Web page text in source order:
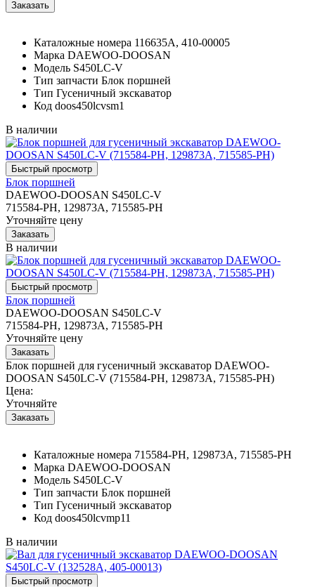
Каталожные номера 116635A, 410-00005
Марка DAEWOO-DOOSAN
Модель S450LC-V
Тип запчасти Блок поршней
Тип Гусеничный экскаватор
Код doos450lcvsm1
В наличии
Блок поршней
DAEWOO-DOOSAN S450LC-V
715584-PH, 129873A, 715585-PH
Уточняйте цену
В наличии
Блок поршней
DAEWOO-DOOSAN S450LC-V
715584-PH, 129873A, 715585-PH
Уточняйте цену
Блок поршней для гусеничный экскаватор DAEWOO-
DOOSAN S450LC-V (715584-PH, 129873A, 715585-PH)
Цена:
Уточняйте
Каталожные номера 715584-PH, 129873A, 715585-PH
Марка DAEWOO-DOOSAN
Модель S450LC-V
Тип запчасти Блок поршней
Тип Гусеничный экскаватор
Код doos450lcvmp11
В наличии